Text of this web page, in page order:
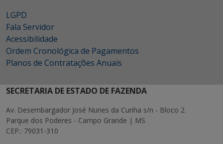
LGPD
Fala Servidor
Acessibilidade
Ordem Cronológica de Pagamentos
Planos de Contratações Anuais
SECRETARIA DE ESTADO DE FAZENDA
Av. Desembargador José Nunes da Cunha s/n - Bloco 2
Parque dos Poderes - Campo Grande | MS
CEP.: 79031-310